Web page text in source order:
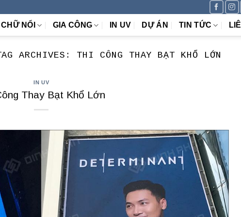
CHỮ NỔI GIA CÔNG IN UV DỰ ÁN TIN TỨC
ARCHIVES: THI CÔNG THAY BẠT KHỔ LỚN
IN UV
Thay Bạt Khổ Lớn